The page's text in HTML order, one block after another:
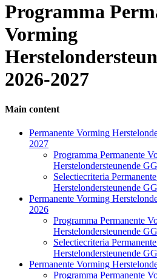
Programma
Vorming
2026-2027
Main content
Side
Navigation
Permanente Vorming
2027
Programma Permanente
Herstelondersteunende
Selectiecriteria
Herstelondersteunende
Permanente Vorming
2026
Programma Permanente
Herstelondersteunende
Selectiecriteria
Herstelondersteunende
Permanente Vorming
Programma Permanente